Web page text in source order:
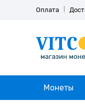
Оплата
Монеты